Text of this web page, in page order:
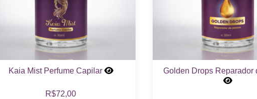
Golden Drops Reparador de Pontas
Tintura de Micrantha
Micrantha)